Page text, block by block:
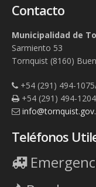
Contacto
Municipalidad de
Sarmiento 53
Tornquist (8160)
+54 (291) 494-
+54 (291) 494-1204
Teléfonos